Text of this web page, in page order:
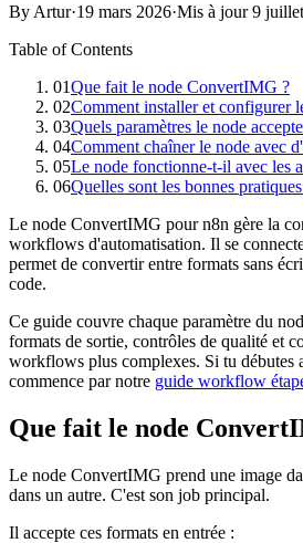
By Artur·19 mars 2026·Mis à jour 9
Table of Contents
01Que fait le node ConvertIMG ?
02Comment installer et configurer
03Quels paramètres le node
04Comment chaîner le node avec
05Le node fonctionne-t-il avec les
06Quelles sont les bonnes
Le node ConvertIMG pour n8n gère la
workflows d'automatisation. Il se
permet de convertir entre formats sans
code.
Ce guide couvre chaque paramètre du
formats de sortie, contrôles de qualité et
workflows plus complexes. Si tu débutes
commence par notre guide workflow
Que fait le node
Le node ConvertIMG prend une image
dans un autre. C'est son job principal.
Il accepte ces formats en entrée :